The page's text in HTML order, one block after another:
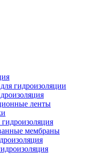
гидроизоляции
ленты
мембраны